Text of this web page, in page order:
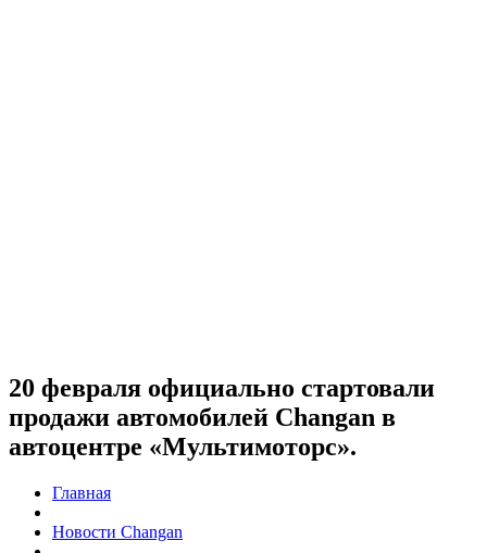
20 февраля официально стартовали
продажи автомобилей Changan в
автоцентре «Мультимоторс».
Главная
Новости Changan